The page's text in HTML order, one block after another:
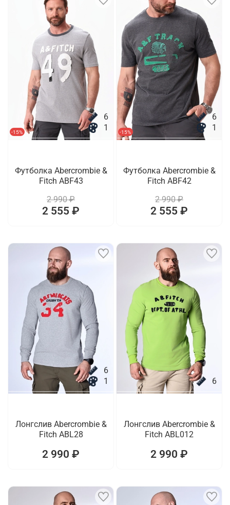
-15%
6
1
Футболка Abercrombie &
Fitch ABF43
2 990 ₽
2 555 ₽
-15%
6
1
Футболка Abercrombie &
Fitch ABF42
2 990 ₽
2 555 ₽
6
1
Лонгслив Abercrombie &
Fitch ABL28
2 990 ₽
6
Лонгслив Abercrombie &
Fitch ABL012
2 990 ₽